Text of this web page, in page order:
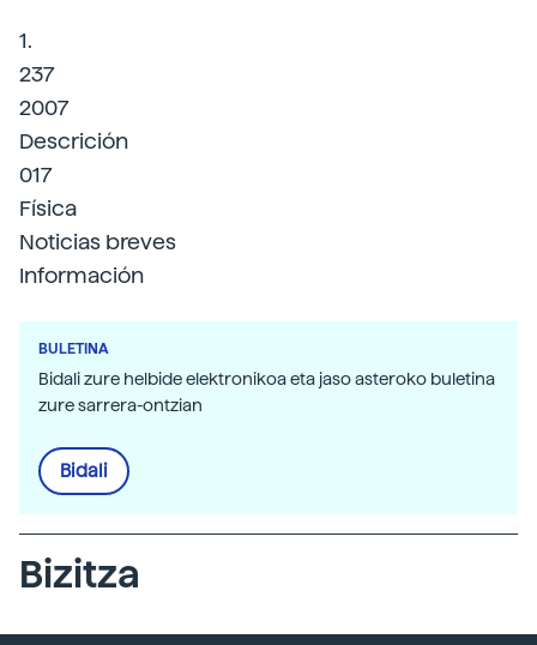
1.
237
2007
Descrición
017
Física
Noticias breves
Información
BULETINA
Bidali zure helbide elektronikoa eta jaso asteroko buletina
zure sarrera-ontzian
Bidali
Bizitza